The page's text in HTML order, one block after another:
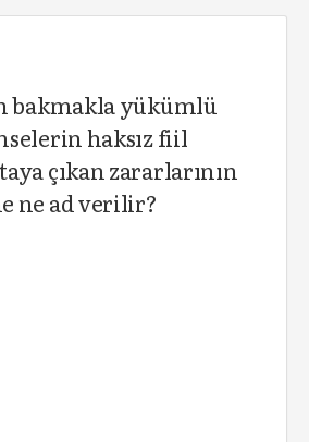
bakmakla yükümlü
haksız fiil
çıkan zararlarının
ne ad verilir?